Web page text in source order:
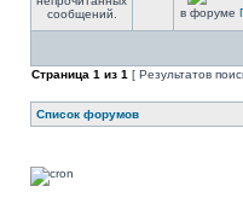
в форуме
Страница 1 из 1 [ Результатов
Список форумов